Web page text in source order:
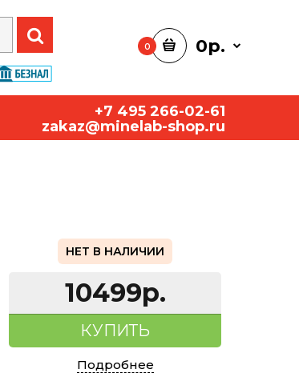
0 0р.
+7 495 266-02-61
zakaz@minelab-shop.ru
НЕТ В НАЛИЧИИ
10499р.
КУПИТЬ
Подробнее